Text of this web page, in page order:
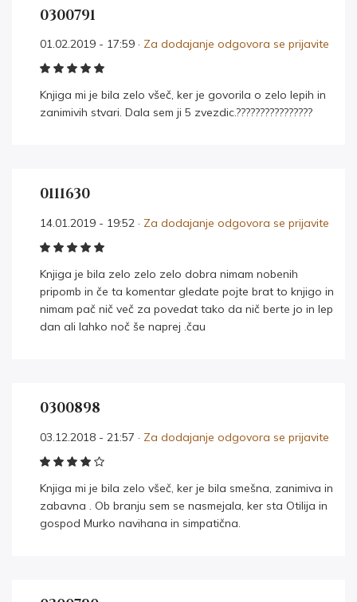
0300791
01.02.2019 - 17:59 · Za dodajanje odgovora se prijavite
Knjiga mi je bila zelo všeč, ker je govorila o zelo lepih in
zanimivih stvari. Dala sem ji 5 zvezdic.????????????????
0111630
14.01.2019 - 19:52 · Za dodajanje odgovora se prijavite
Knjiga je bila zelo zelo zelo dobra nimam nobenih
pripomb in če ta komentar gledate pojte brat to knjigo in
nimam pač nič več za povedat tako da nič berte jo in lep
dan ali lahko noč še naprej .čau
0300898
03.12.2018 - 21:57 · Za dodajanje odgovora se prijavite
Knjiga mi je bila zelo všeč, ker je bila smešna, zanimiva in
zabavna . Ob branju sem se nasmejala, ker sta Otilija in
gospod Murko navihana in simpatična.